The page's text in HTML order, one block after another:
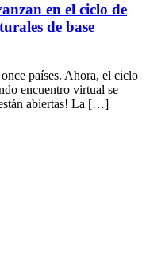
en el ciclo de
de base
países. Ahora, el ciclo
encuentro virtual se
abiertas! La […]